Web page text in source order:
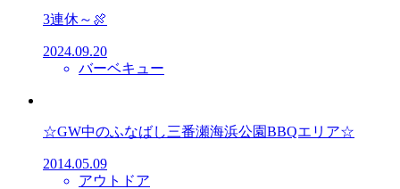
3連休～🍖
2024.09.20
バーベキュー
☆GW中のふなばし三番瀬海浜公園BBQエリア☆
2014.05.09
アウトドア